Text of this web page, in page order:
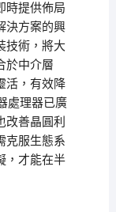
時提供佈局
決方案的興
技術，將大
於中介層
活，有效降
處理器已廣
善晶圓利
克服生態系
，才能在半